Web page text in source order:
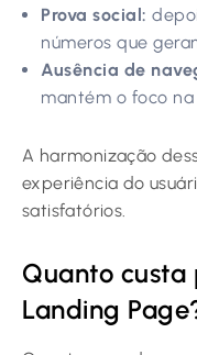
Prova social:
números que
Ausência de
mantém o foco na
A harmonização
experiência do
satisfatórios.
Quanto custa
Landing